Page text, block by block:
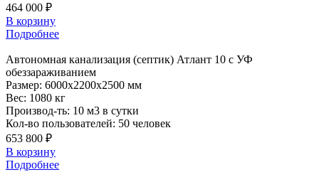
464 000 ₽
В корзину
Подробнее
Автономная канализация (септик) Атлант 10 с УФ
обеззараживанием
Размер: 6000x2200x2500 мм
Вес: 1080 кг
Производ-ть: 10 м3 в сутки
Кол-во пользователей: 50 человек
653 800 ₽
В корзину
Подробнее